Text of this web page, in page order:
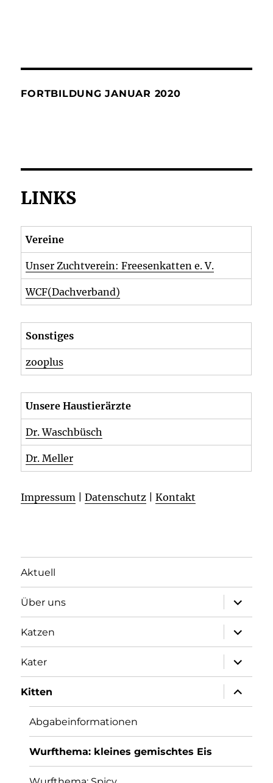
FORTBILDUNG JANUAR 2020
LINKS
Vereine
Unser Zuchtverein: Freesenkatten e. V.
WCF(Dachverband)
Sonstiges
zooplus
Unsere Haustierärzte
Dr. Waschbüsch
Dr. Meller
Impressum |Datenschutz |Kontakt
Aktuell
Über uns
öffnen
Katzen
öffnen
Kater
öffnen
Kitten
öffnen
Abgabeinformationen
Wurfthema: kleines gemischtes Eis